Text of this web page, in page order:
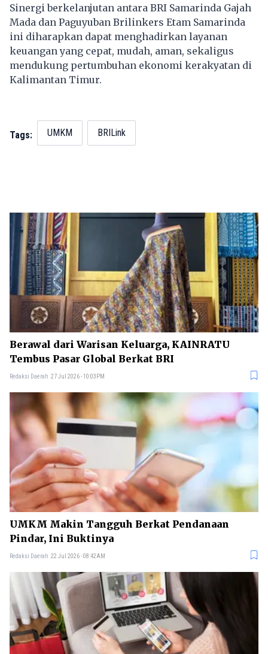
Sinergi berkelanjutan antara BRI Samarinda Gajah
Mada dan Paguyuban Brilinkers Etam Samarinda
ini diharapkan dapat menghadirkan layanan
keuangan yang cepat, mudah, aman, sekaligus
mendukung pertumbuhan ekonomi kerakyatan di
Kalimantan Timur.
Tags: UMKM BRILink
Berawal dari Warisan Keluarga, KAINRATU
Tembus Pasar Global Berkat BRI
Redaksi Daerah 27 Jul 2026 - 10:03PM
UMKM Makin Tangguh Berkat Pendanaan
Pindar, Ini Buktinya
Redaksi Daerah 22 Jul 2026 - 08:42AM